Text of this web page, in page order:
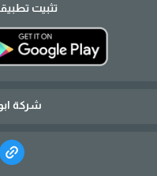
تثبيت
شركة